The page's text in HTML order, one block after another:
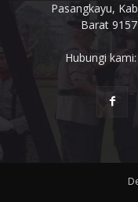
Pasangkayu,
Barat
Hubungi kami: